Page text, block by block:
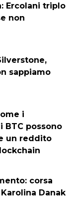
Ercolani triplo
non
sappiamo
i
BTC possono
un reddito
corsa
Danak